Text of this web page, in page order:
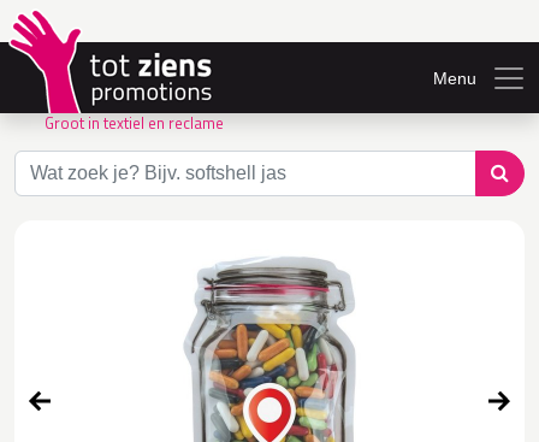
Groot in textiel en reclame
Menu